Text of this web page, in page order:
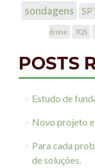
sondagens
drone TQS
POSTS
Estudo de
Novo projeto
Para cada
de soluções.